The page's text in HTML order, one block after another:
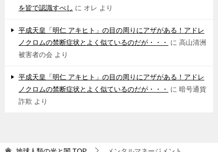
を皆で認識すべし に オレ より
平成天皇「明仁 アキヒト」の目の周りにアザがある！アドレ
ノクロムの禁断症状とよく似ているのだが・・・
に 高山清洲
被害者の会 より
平成天皇「明仁 アキヒト」の目の周りにアザがある！アドレ
ノクロムの禁断症状とよく似ているのだが・・・
に 暗号通貨
詐欺 より